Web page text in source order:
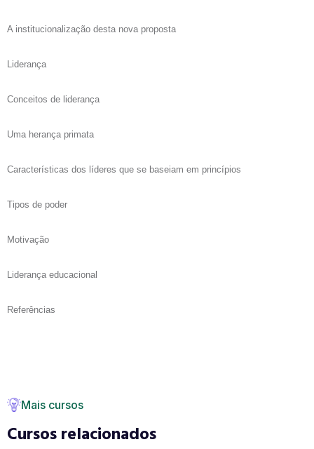
A institucionalização desta nova proposta
Liderança
Conceitos de liderança
Uma herança primata
Características dos líderes que se baseiam em princípios
Tipos de poder
Motivação
Liderança educacional
Referências
Mais cursos
Cursos relacionados